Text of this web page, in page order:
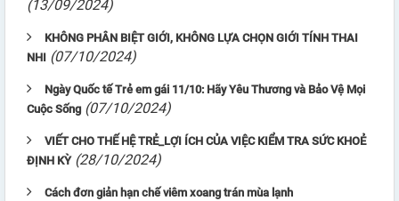
(13/09/2024)
KHÔNG PHÂN BIỆT GIỚI, KHÔNG LỰA CHỌN GIỚI TÍNH THAI
NHI (07/10/2024)
Ngày Quốc tế Trẻ em gái 11/10: Hãy Yêu Thương và Bảo Vệ Mọi
Cuộc Sống (07/10/2024)
VIẾT CHO THẾ HỆ TRẺ_LỢI ÍCH CỦA VIỆC KIỂM TRA SỨC KHOẺ
ĐỊNH KỲ (28/10/2024)
Cách đơn giản hạn chế viêm xoang trán mùa lạnh